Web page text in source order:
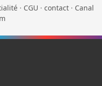
· CGU · contact · Canal